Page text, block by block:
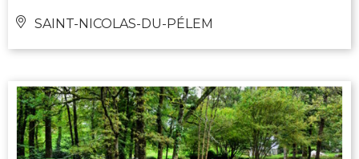
SAINT-NICOLAS-DU-PÉLEM